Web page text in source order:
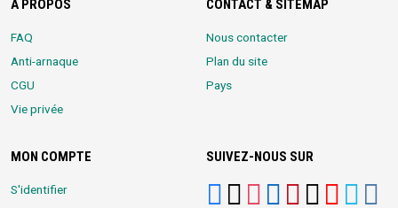
A PROPOS
FAQ
Anti-arnaque
CGU
Vie privée
CONTACT & SITEMAP
Nous contacter
Plan du site
Pays
MON COMPTE
S'identifier
SUIVEZ-NOUS SUR